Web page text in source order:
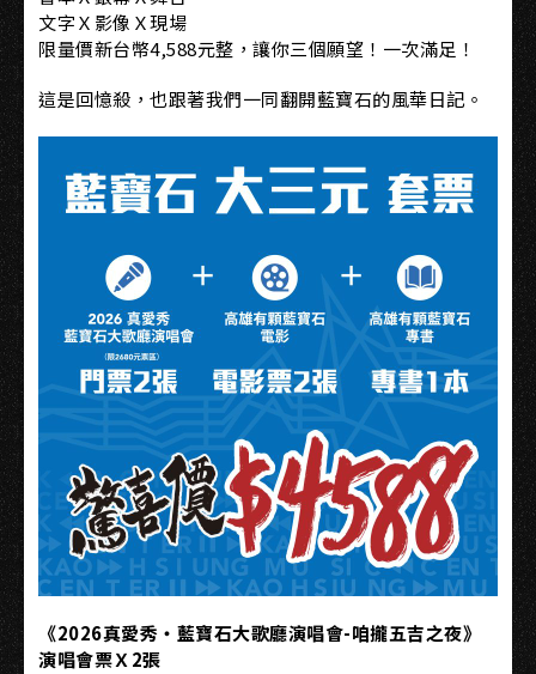
文字Ｘ影像Ｘ現場
限量價新台幣4,588元整，讓你三個願望！一次滿足！
這是回憶殺，也跟著我們一同翻開藍寶石的風華日記。
《2026真愛秀・藍寶石大歌廳演唱會-咱攏五吉之夜》
演唱會票Ｘ2張